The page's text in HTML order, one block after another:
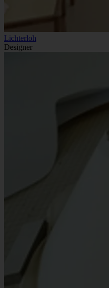
Lichterloh
Designer